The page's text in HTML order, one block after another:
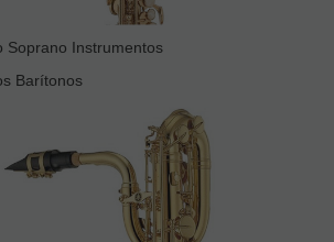
Soprano Instrumentos
Barítonos